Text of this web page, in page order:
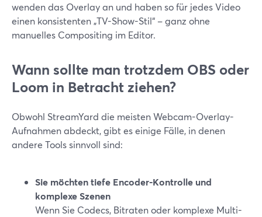
wenden das Overlay an und haben so für jedes Video
einen konsistenten „TV-Show-Stil“ – ganz ohne
manuelles Compositing im Editor.
Wann sollte man trotzdem OBS oder
Loom in Betracht ziehen?
Obwohl StreamYard die meisten Webcam-Overlay-
Aufnahmen abdeckt, gibt es einige Fälle, in denen
andere Tools sinnvoll sind:
Sie möchten tiefe Encoder-Kontrolle und
komplexe Szenen
Wenn Sie Codecs, Bitraten oder komplexe Multi-